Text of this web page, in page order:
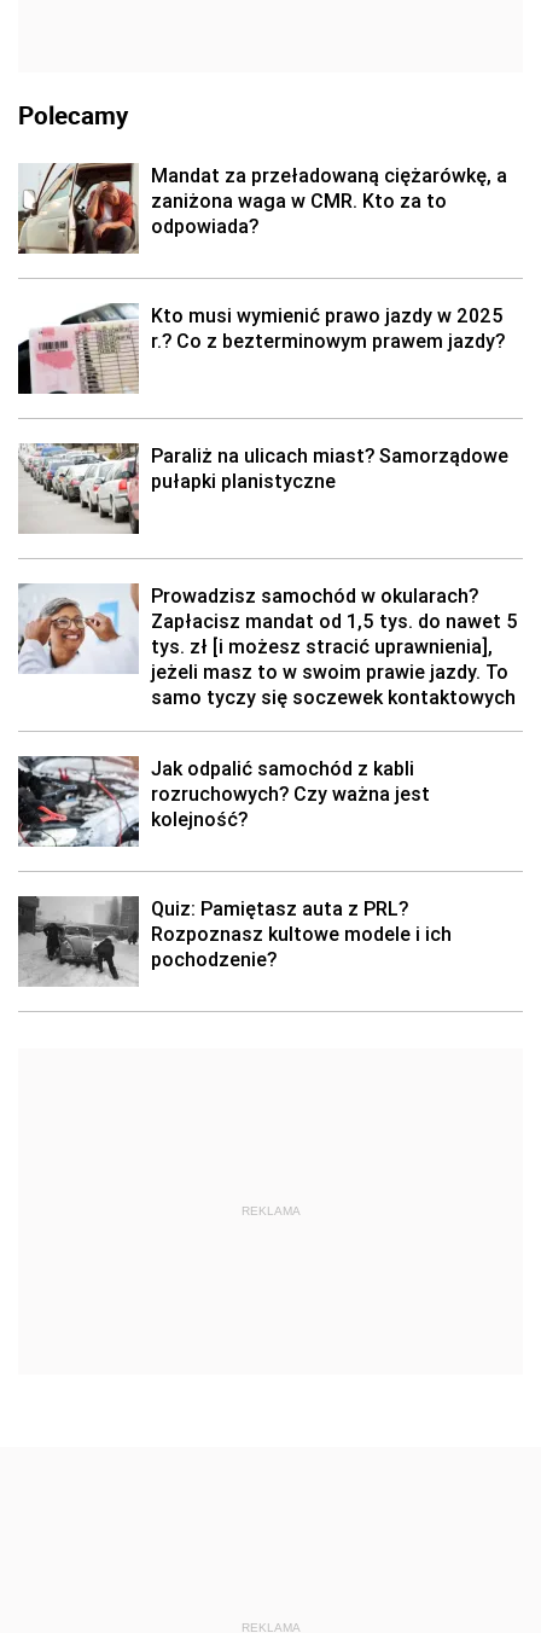
Polecamy
Mandat za przeładowaną ciężarówkę, a
zaniżona waga w CMR. Kto za to
odpowiada?
Kto musi wymienić prawo jazdy w 2025
r.? Co z bezterminowym prawem jazdy?
Paraliż na ulicach miast? Samorządowe
pułapki planistyczne
Prowadzisz samochód w okularach?
Zapłacisz mandat od 1,5 tys. do nawet 5
tys. zł [i możesz stracić uprawnienia],
jeżeli masz to w swoim prawie jazdy. To
samo tyczy się soczewek kontaktowych
Jak odpalić samochód z kabli
rozruchowych? Czy ważna jest
kolejność?
Quiz: Pamiętasz auta z PRL?
Rozpoznasz kultowe modele i ich
pochodzenie?
REKLAMA
REKLAMA